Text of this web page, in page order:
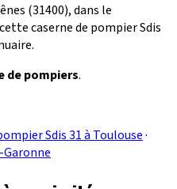
(31400), dans le
caserne de pompier Sdis
de pompiers.
Sdis 31 à Toulouse·